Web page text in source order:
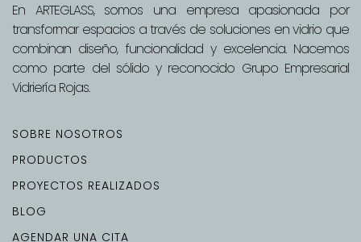
En ARTEGLASS, somos una empresa apasionada por
transformar espacios a través de soluciones en vidrio que
combinan diseño, funcionalidad y excelencia. Nacemos
como parte del sólido y reconocido Grupo Empresarial
Vidriería Rojas.
SOBRE NOSOTROS
PRODUCTOS
PROYECTOS REALIZADOS
BLOG
AGENDAR UNA CITA